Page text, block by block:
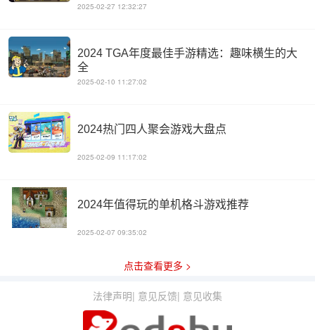
2025-02-27 12:32:27
2024 TGA年度最佳手游精选：趣味横生的大
全
2025-02-10 11:27:02
2024热门四人聚会游戏大盘点
2025-02-09 11:17:02
2024年值得玩的单机格斗游戏推荐
2025-02-07 09:35:02
点击查看更多 >
法律声明| 意见反馈| 意见收集